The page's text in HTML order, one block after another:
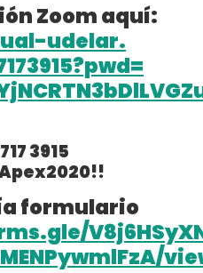
Zoom aquí:
udelar.
3915
formulario